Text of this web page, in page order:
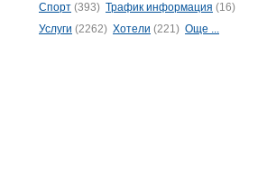
Спорт (393) Трафик информация (16)
Услуги (2262) Хотели (221) Още ...